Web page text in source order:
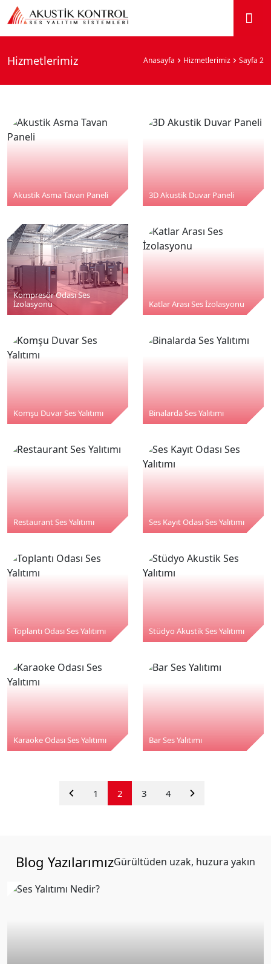
Hizmetlerimiz Anasayfa Hizmetlerimiz Sayfa 2
Akustik Asma Tavan Paneli 3D Akustik Duvar Paneli
Kompresör Odası Ses
İzolasyonu
Katlar Arası Ses İzolasyonu
Komşu Duvar Ses Yalıtımı Binalarda Ses Yalıtımı
Restaurant Ses Yalıtımı Ses Kayıt Odası Ses Yalıtımı
Toplantı Odası Ses Yalıtımı Stüdyo Akustik Ses Yalıtımı
Karaoke Odası Ses Yalıtımı Bar Ses Yalıtımı
Önceki
1 2 3 4
Sonraki
Blog YazılarımızGürültüden uzak, huzura yakın